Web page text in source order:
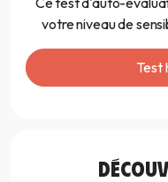
votre niveau de
Test